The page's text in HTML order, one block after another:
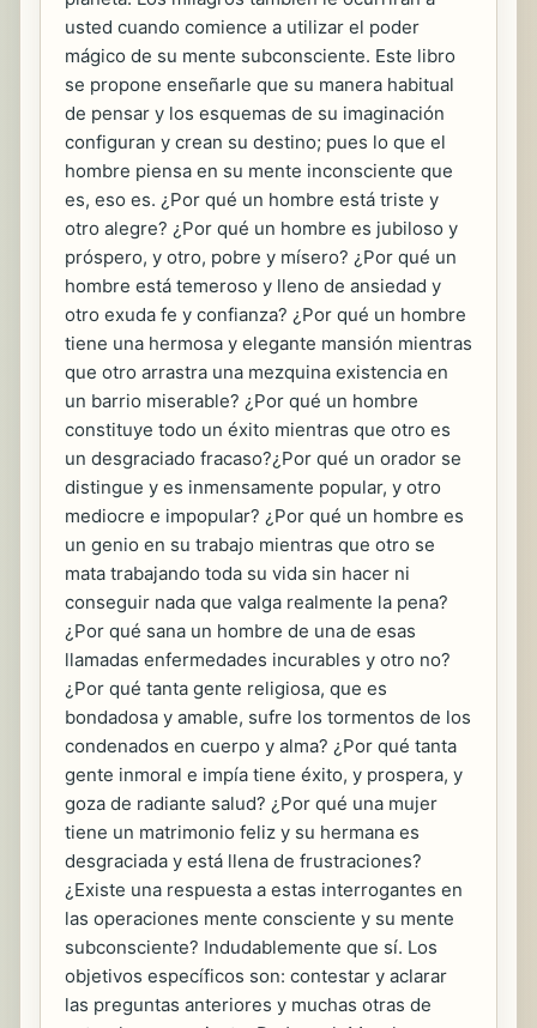
usted cuando comience a utilizar el poder
mágico de su mente subconsciente. Este libro
se propone enseñarle que su manera habitual
de pensar y los esquemas de su imaginación
configuran y crean su destino; pues lo que el
hombre piensa en su mente inconsciente que
es, eso es. ¿Por qué un hombre está triste y
otro alegre? ¿Por qué un hombre es jubiloso y
próspero, y otro, pobre y mísero? ¿Por qué un
hombre está temeroso y lleno de ansiedad y
otro exuda fe y confianza? ¿Por qué un hombre
tiene una hermosa y elegante mansión mientras
que otro arrastra una mezquina existencia en
un barrio miserable? ¿Por qué un hombre
constituye todo un éxito mientras que otro es
un desgraciado fracaso?¿Por qué un orador se
distingue y es inmensamente popular, y otro
mediocre e impopular? ¿Por qué un hombre es
un genio en su trabajo mientras que otro se
mata trabajando toda su vida sin hacer ni
conseguir nada que valga realmente la pena?
¿Por qué sana un hombre de una de esas
llamadas enfermedades incurables y otro no?
¿Por qué tanta gente religiosa, que es
bondadosa y amable, sufre los tormentos de los
condenados en cuerpo y alma? ¿Por qué tanta
gente inmoral e impía tiene éxito, y prospera, y
goza de radiante salud? ¿Por qué una mujer
tiene un matrimonio feliz y su hermana es
desgraciada y está llena de frustraciones?
¿Existe una respuesta a estas interrogantes en
las operaciones mente consciente y su mente
subconsciente? Indudablemente que sí. Los
objetivos específicos son: contestar y aclarar
las preguntas anteriores y muchas otras de